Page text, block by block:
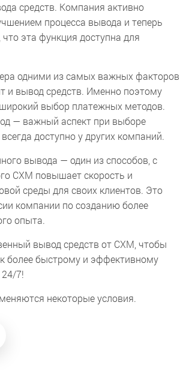
средств. Компания активно
процесса вывода и теперь
эта функция доступна для
одними из самых важных факторов
и вывод средств. Именно поэтому
выбор платежных методов.
— важный аспект при выборе
доступно у других компаний.
вывода — один из способов, с
CXM повышает скорость и
среды для своих клиентов. Это
компании по созданию более
опыта.
вывод средств от CXM, чтобы
более быстрому и эффективному
7!
некоторые условия.